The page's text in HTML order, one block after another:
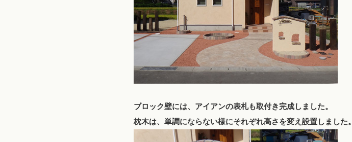
ブロック壁には、アイアンの表札も取付き完成しました。
枕木は、単調にならない様にそれぞれ高さを変え設置しました。